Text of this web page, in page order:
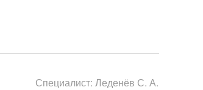
Специалист: Леденёв С. А.